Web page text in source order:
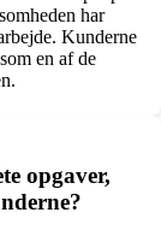
har
Kunderne
en af de
opgaver,